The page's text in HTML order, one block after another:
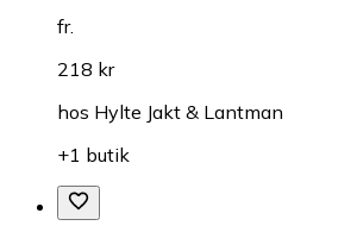
fr.
218 kr
hos Hylte Jakt & Lantman
+1 butik